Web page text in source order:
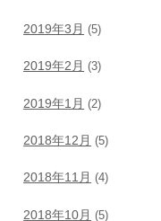
2019年3月 (5)
2019年2月 (3)
2019年1月 (2)
2018年12月 (5)
2018年11月 (4)
2018年10月 (5)